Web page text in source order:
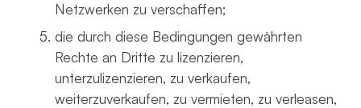
Netzwerken zu verschaffen;
die durch diese Bedingungen gewährten
Rechte an Dritte zu lizenzieren,
unterzulizenzieren, zu verkaufen,
weiterzuverkaufen, zu vermieten, zu verleasen,